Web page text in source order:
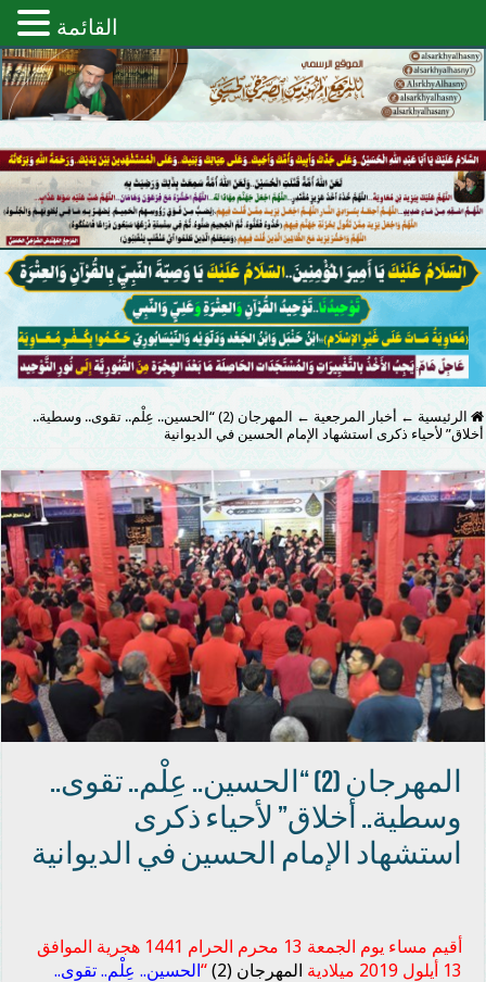
الرئيسية ← أخبار المرجعية ←
المهرجان (2) “الحسين.. عِلْم.. تقوى.. وسطية..
أخلاق” لأحياء ذكرى استشهاد الإمام الحسين في الديوانية
المهرجان (2) “الحسين.. عِلْم.. تقوى..
وسطية.. أخلاق” لأحياء ذكرى
استشهاد الإمام الحسين في الديوانية
أقيم مساء يوم الجمعة 13 محرم الحرام 1441 هجرية الموافق
13 أيلول 2019 ميلادية
المهرجان (2) “الحسين.. عِلْم.. تقوى..
القائمة